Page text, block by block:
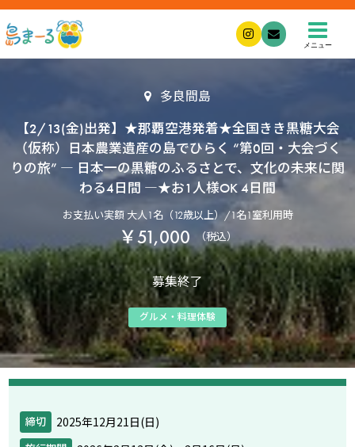
メニュー
多良間島
【2/13(金)出発】★那覇空港発着★全国きき黒糖大会
（仮称）日本農業遺産の島でひらく “第0回・大会づく
りの旅” ― 日本一の黒糖のふるさとで、文化の未来に関
わる4日間 ―★お1人様OK 4日間
お支払い実額 大人1名（12歳以上）/1名1室利用時
￥51,000 （税込）
募集終了
グルメ・料理体験
締切 2025年12月21日(日)